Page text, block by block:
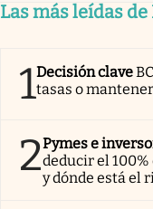
Las más leídas
1Decisión clave
tasas o
2Pymes e
deducir el
y dónde está el